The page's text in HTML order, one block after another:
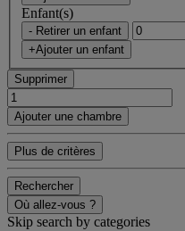
Enfant(s)
- Retirer un enfant
+Ajouter un enfant
Supprimer
Ajouter une chambre
Plus de critères
Rechercher
Où allez-vous ?
Skip search by categories